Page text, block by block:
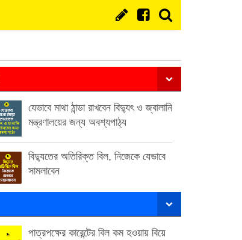
যেভাবে মাথা ঠান্ডা রাখবেন বিদ্যুৎ ও জ্বালানি
মন্ত্রণালয়ের জন্য অবশ্যপাঠ্য
বিদ্যুতের অতিরিক্ত বিল, নিজেকে যেভাবে
সামলাবেন
পাত্রপক্ষের কারেন্টের বিল কম হওয়ায় বিয়ে